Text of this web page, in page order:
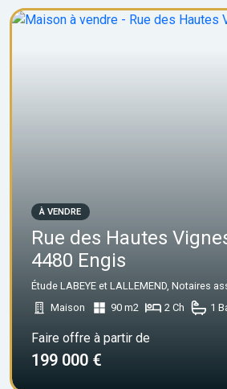
À VENDRE
Rue des Hautes
4480 Engis
Étude LABEYE et LALLEMEND, Notaires
Maison
90 m2 2 Ch 1
Faire offre à partir de
199 000 €